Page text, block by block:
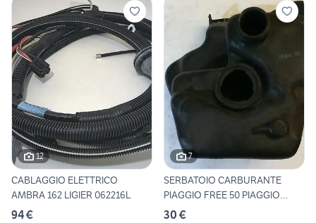
12
CABLAGGIO ELETTRICO
AMBRA 162 LIGIER 062216L
94 €
7
SERBATOIO CARBURANTE
PIAGGIO FREE 50 PIAGGIO
25901
30 €